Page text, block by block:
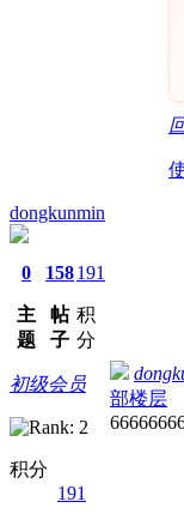
dongkunmin
0
主
题
158
帖
子
191
积
分
初级会员
积分
191
部楼层